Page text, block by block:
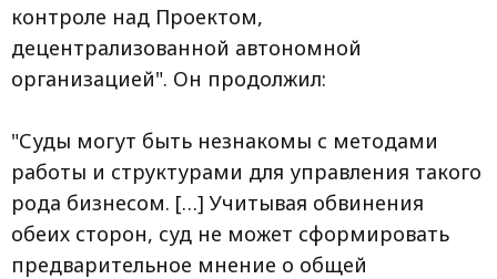
контроле над Проектом,
децентрализованной автономной
организацией". Он продолжил:
"Суды могут быть незнакомы с методами
работы и структурами для управления такого
рода бизнесом. […] Учитывая обвинения
обеих сторон, суд не может сформировать
предварительное мнение о общей